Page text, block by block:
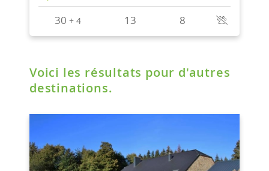
Voici les résultats pour d'autres
destinations.